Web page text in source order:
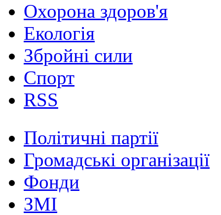
Охорона здоров'я
Екологія
Збройні сили
Спорт
RSS
Політичні партії
Громадські організації
Фонди
ЗМІ